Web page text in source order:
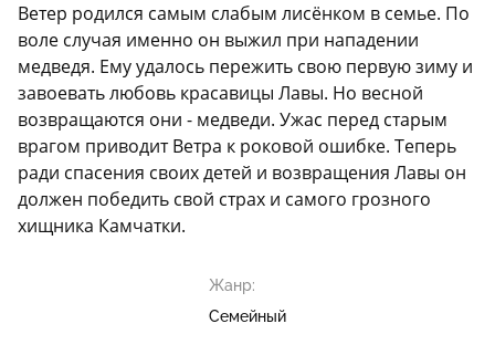
Ветер родился самым слабым лисёнком в семье. По
воле случая именно он выжил при нападении
медведя. Ему удалось пережить свою первую зиму и
завоевать любовь красавицы Лавы. Но весной
возвращаются они - медведи. Ужас перед старым
врагом приводит Ветра к роковой ошибке. Теперь
ради спасения своих детей и возвращения Лавы он
должен победить свой страх и самого грозного
хищника Камчатки.
Жанр:
Семейный